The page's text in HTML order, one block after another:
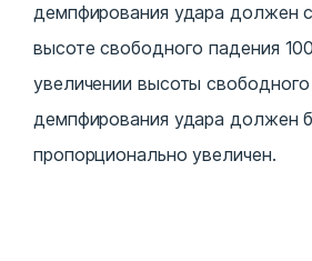
демпфирования удара должен
высоте свободного падения
увеличении высоты
демпфирования удара должен
пропорционально увеличен.